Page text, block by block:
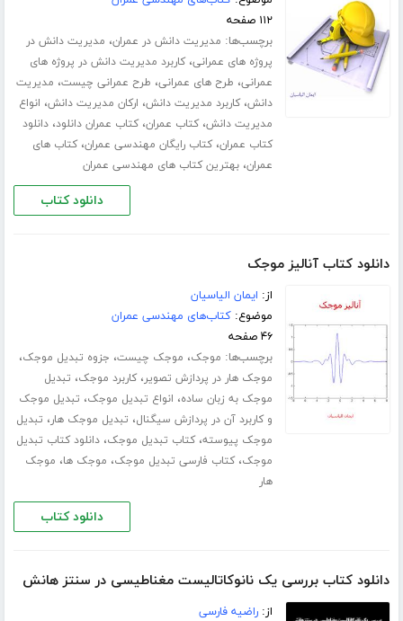
۱۱۲ صفحه
برچسب‌ها: مدیریت دانش در عمران، مدیریت دانش در
پروژه های عمرانی،کاربرد مدیریت دانش در پروژه های
عمرانی، طرح های عمرانی، طرح عمرانی چیست، مدیریت
دانش،کاربرد مدیریت دانش، ارکان مدیریت دانش، انواع
مدیریت دانش،کتاب عمران،کتاب عمران دانلود،دانلود
کتاب عمران،کتاب رایگان مهندسی عمران،کتاب های
عمران،بهترین کتاب های مهندسی عمران
دانلود کتاب
دانلود کتاب آنالیز موجک
از: ایمان الیاسیان
موضوع:کتاب‌های مهندسی عمران
۴۶ صفحه
برچسب‌ها: موجک، موجک چیست، جزوه تبدیل موجک،
موجک هار در پردازش تصویر،کاربرد موجک، تبدیل
موجک به زبان ساده، انواع تبدیل موجک، تبدیل موجک
و کاربرد آن در پردازش سیگنال، تبدیل موجک هار، تبدیل
موجک پیوسته،کتاب تبدیل موجک،دانلود کتاب تبدیل
موجک،کتاب فارسی تبدیل موجک، موجک ها، موجک
هار
دانلود کتاب
دانلود کتاب بررسی یک نانوکاتالیست مغناطیسی در سنتز هانش
از:راضیه فارسی